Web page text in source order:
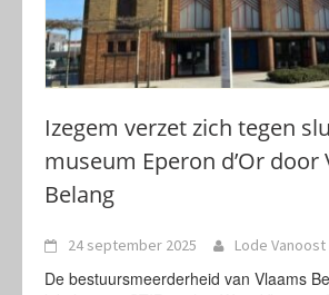
Izegem verzet zich tegen
museum Eperon d’Or door
Belang
24 september 2025 Lode Vanoost
De bestuursmeerderheid van Vlaams